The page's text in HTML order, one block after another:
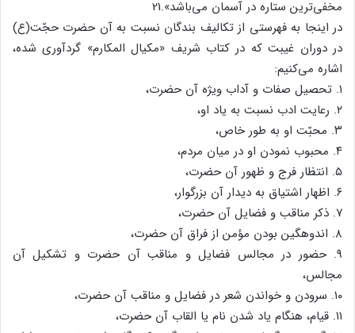
مخفی‌ترین ستاره در آسمان می‌باشد».21
در اینجا به فهرستی از تکالیف بندگان نسبت به آن حضرت حجّت(ع)
در دوران غیبت که در کتاب شریف «مکیال المکارم» گردآوری شده،
اشاره می‌کنیم:
۱. تحصیل صفات و آداب ویژه آن حضرت،
۲. رعایت ادب نسبت به یاد او،
۳. محبّت او به طور خاص،
۴. محبوب نمودن او در میان مردم،
۵. انتظار فرج و ظهور آن حضرت،
۶. اظهار اشتیاق به دیدار آن بزرگوار،
۷. ذکر مناقب و فضایل آن حضرت،
۸. اندوهگین بودن مؤمن از فراق آن حضرت،
۹. حضور در مجالس فضایل و مناقب آن حضرت و تشکیل آن
مجالس،
۱۰. سرودن و خواندن شعر در فضایل و مناقب آن حضرت،
۱۱. قیام، هنگام یاد شدن نام یا القاب آن حضرت،